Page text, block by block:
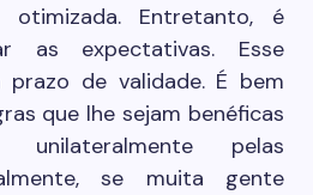
Entretanto, é
as expectativas. Esse
de validade. É bem
que lhe sejam benéficas
unilateralmente pelas
se muita gente